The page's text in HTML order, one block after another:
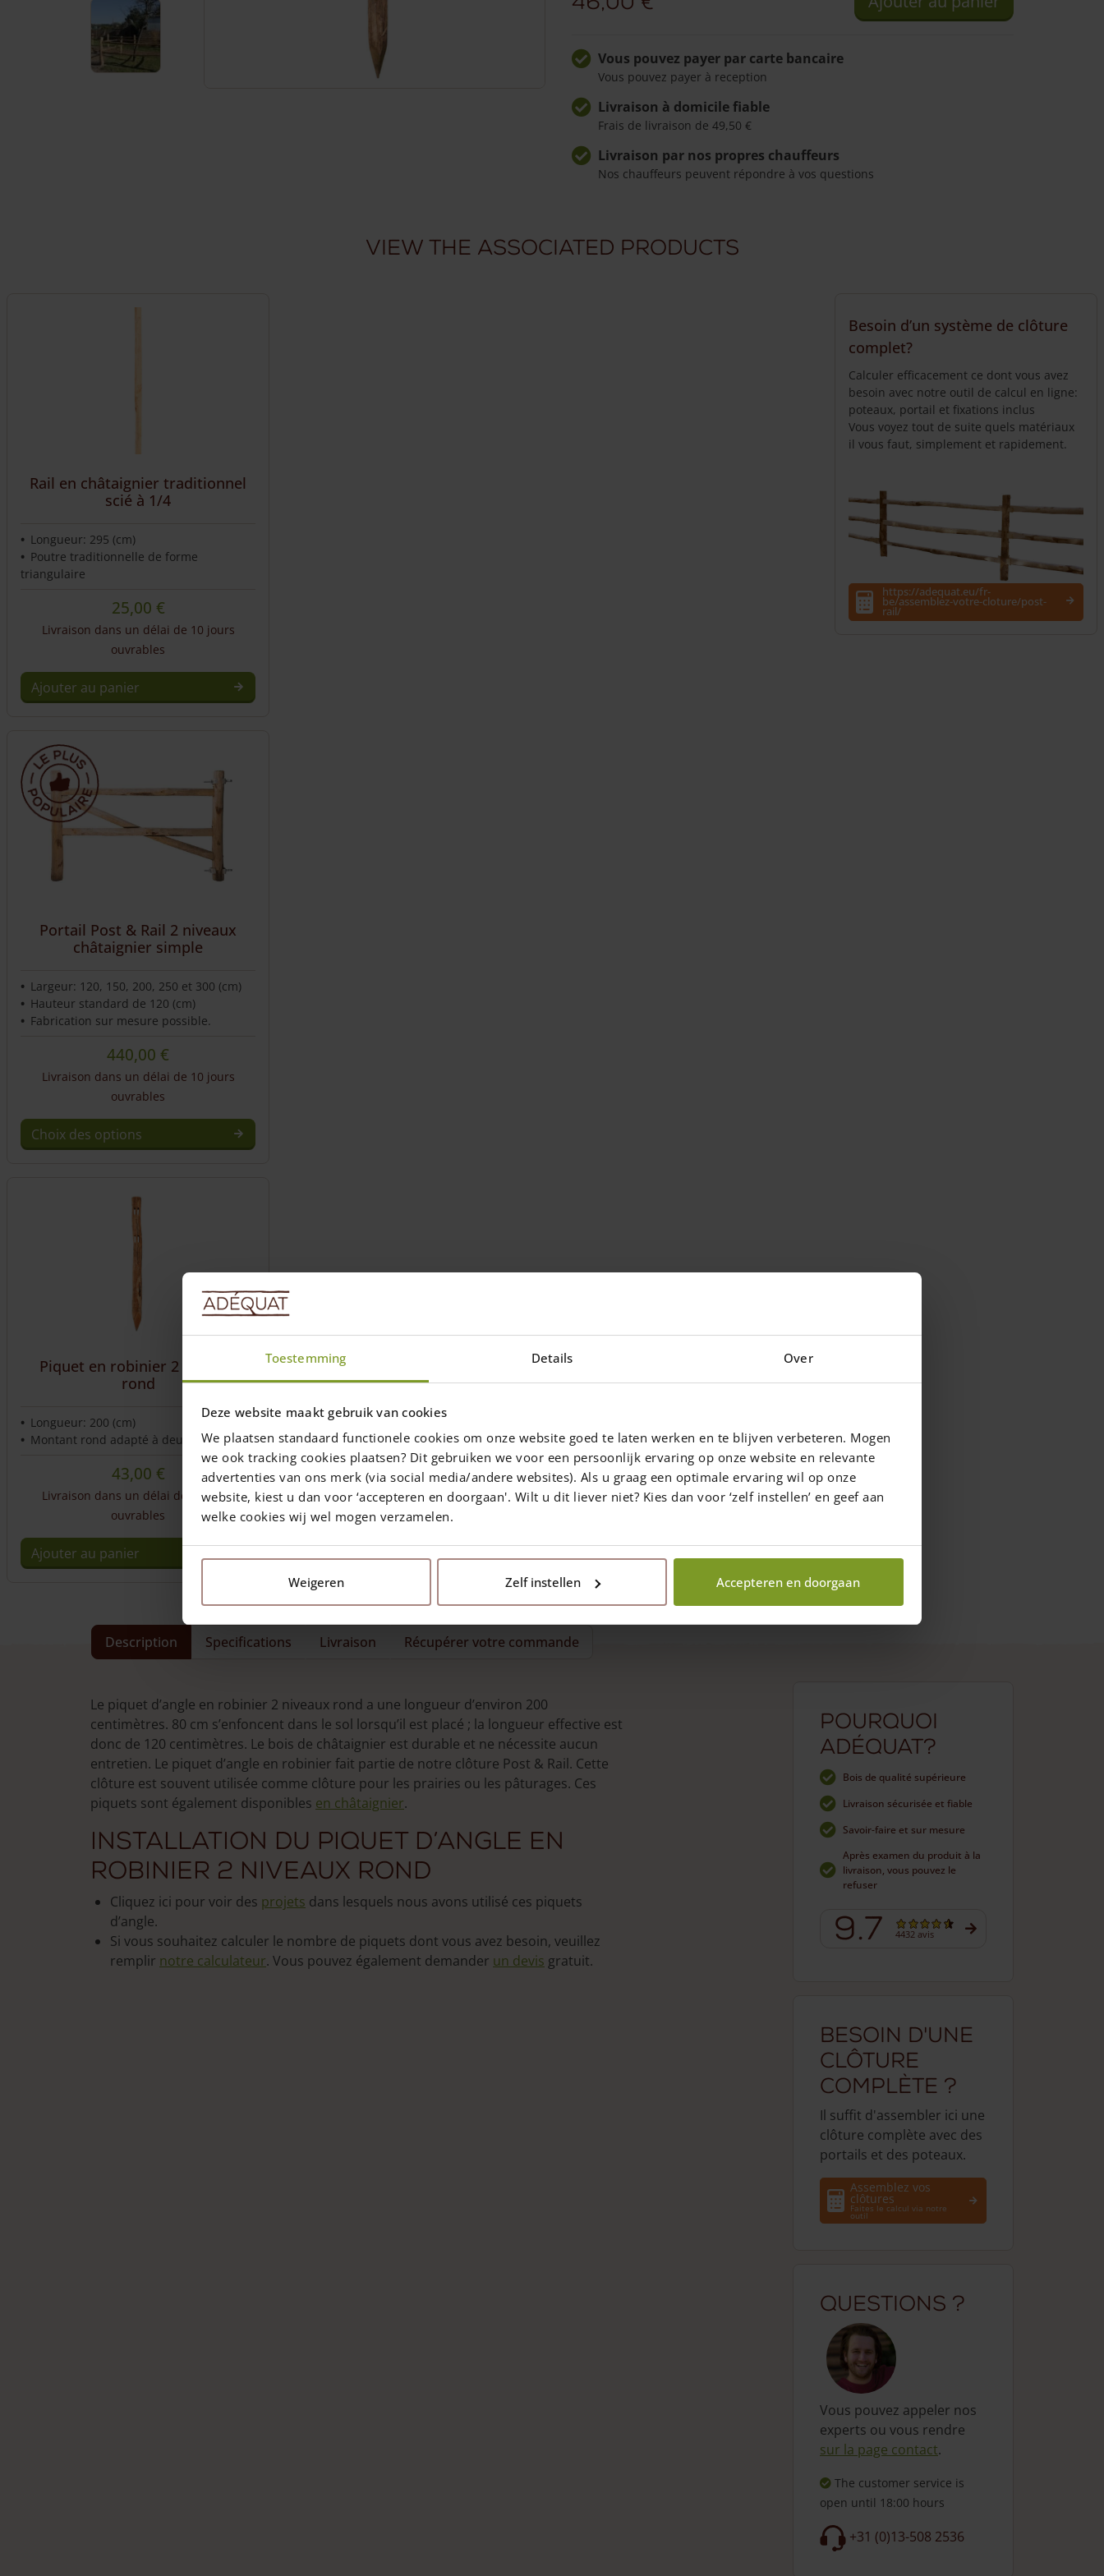
Toestemming Details Over
Deze website maakt gebruik van cookies
We plaatsen standaard functionele cookies om onze website goed te laten werken en te blijven verbeteren. Mogen
we ook tracking cookies plaatsen? Dit gebruiken we voor een persoonlijk ervaring op onze website en relevante
advertenties van ons merk (via social media/andere websites). Als u graag een optimale ervaring wil op onze
website, kiest u dan voor ‘accepteren en doorgaan'. Wilt u dit liever niet? Kies dan voor ‘zelf instellen’ en geef aan
welke cookies wij wel mogen verzamelen.
Weigeren Zelf instellen Accepteren en doorgaan
Service et contact
niveaux
rond
Vous pouvez payer par carte bancaire
Vous pouvez payer à reception
Livraison à domicile fiable
Frais de livraison de 49,50 €
Livraison par nos propres chauffeurs
Nos chauffeurs peuvent répondre à vos questions
View the associated products
Rail en châtaignier traditionnel
scié à 1/4
Longueur: 295 (cm)
Poutre traditionnelle de forme
triangulaire
25,00 €
Livraison dans un délai de 10 jours
ouvrables
Ajouter au panier
Portail Post & Rail 2 niveaux
châtaignier simple
Largeur: 120, 150, 200, 250 et 300 (cm)
Hauteur standard de 120 (cm)
Fabrication sur mesure possible.
440,00 €
Livraison dans un délai de 10 jours
ouvrables
Choix des options
Piquet en robinier 2 niveaux
rond
Longueur: 200 (cm)
Montant rond adapté à deux dormeurs
43,00 €
Livraison dans un délai de 10 jours
ouvrables
Ajouter au panier
Besoin d’un système de clôture
complet?
Calculer efficacement ce dont vous avez
besoin avec notre outil de calcul en ligne:
poteaux, portail et fixations inclus
Vous voyez tout de suite quels matériaux
il vous faut, simplement et rapidement.
https://adequat.eu/fr-
be/assemblez-votre-cloture/post-
rail/
Description Specifications Livraison Récupérer votre commande
Le piquet d’angle en robinier 2 niveaux rond a une longueur d’environ 200
centimètres. 80 cm s’enfoncent dans le sol lorsqu’il est placé ; la longueur effective est
donc de 120 centimètres. Le bois de châtaignier est durable et ne nécessite aucun
entretien. Le piquet d’angle en robinier fait partie de notre clôture Post & Rail. Cette
clôture est souvent utilisée comme clôture pour les prairies ou les pâturages. Ces
piquets sont également disponibles en châtaignier.
Installation du piquet d’angle en
robinier 2 niveaux rond
Cliquez ici pour voir des projets dans lesquels nous avons utilisé ces piquets
d’angle.
Si vous souhaitez calculer le nombre de piquets dont vous avez besoin, veuillez
remplir notre calculateur. Vous pouvez également demander un devis gratuit.
Pourquoi
Adéquat?
Bois de qualité supérieure
Livraison sécurisée et fiable
Savoir-faire et sur mesure
Après examen du produit à la
livraison, vous pouvez le
refuser
9.7 4432 avis
Besoin d'une
clôture
complète ?
Il suffit d'assembler ici une
clôture complète avec des
portails et des poteaux.
Assemblez vos
clôtures
Faites le calcul via notre
outil
Questions ?
Vous pouvez appeler nos
experts ou vous rendre
sur la page contact.
The customer service is
open until 18:00 hours
+31 (0)13-508 2536